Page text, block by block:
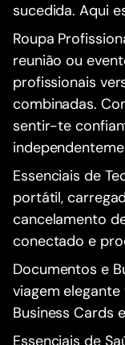
sucedida. Aqui
Roupa
reunião ou
profissionais
combinadas.
sentir-te
Essenciais de
portátil,
cancelamento
conectado e
Documentos e
viagem
Business Cards
Essenciais de